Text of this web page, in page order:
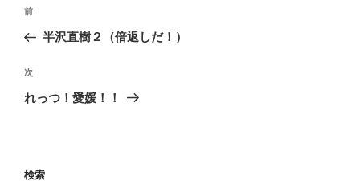
ナ
ビ
ゲ
ン
前
の
稿
前
半沢直樹２（倍返しだ！）
次
の
次
れっつ！愛媛！！
検索